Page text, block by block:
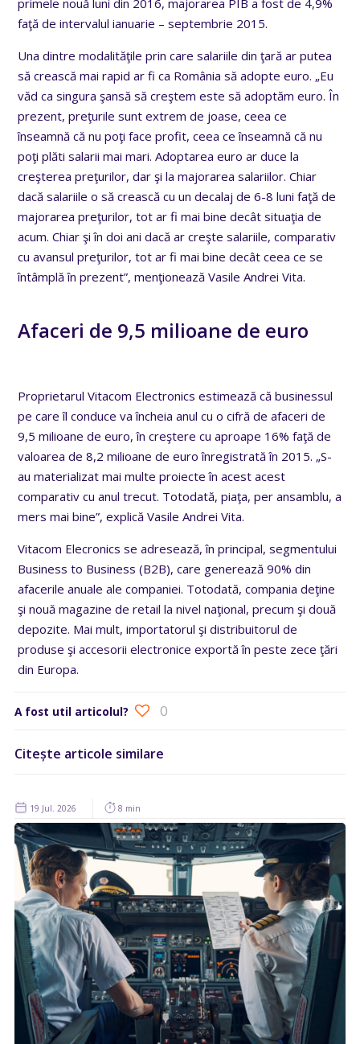
faţă de intervalul ianuarie – septembrie 2015.
Una dintre modalităţile prin care salariile din ţară ar putea
să crească mai rapid ar fi ca România să adopte euro. „Eu
văd ca singura şansă să creştem este să adoptăm euro. În
prezent, preţurile sunt extrem de joase, ceea ce
înseamnă că nu poţi face profit, ceea ce înseamnă că nu
poţi plăti salarii mai mari. Adoptarea euro ar duce la
creşterea preţurilor, dar şi la majorarea salariilor. Chiar
dacă salariile o să crească cu un decalaj de 6-8 luni faţă de
majorarea preţurilor, tot ar fi mai bine decât situaţia de
acum. Chiar şi în doi ani dacă ar creşte salariile, comparativ
cu avansul preţurilor, tot ar fi mai bine decât ceea ce se
întâmplă în prezent”, menţionează Vasile Andrei Vita.
Afaceri de 9,5 milioane de euro
Proprietarul Vitacom Electronics estimează că businessul
pe care îl conduce va încheia anul cu o cifră de afaceri de
9,5 milioane de euro, în creştere cu aproape 16% faţă de
valoarea de 8,2 milioane de euro înregistrată în 2015. „S-
au materializat mai multe proiecte în acest acest
comparativ cu anul trecut. Totodată, piaţa, per ansamblu, a
mers mai bine”, explică Vasile Andrei Vita.
Vitacom Elecronics se adresează, în principal, segmentului
Business to Business (B2B), care generează 90% din
afacerile anuale ale companiei. Totodată, compania deţine
şi nouă magazine de retail la nivel naţional, precum şi două
depozite. Mai mult, importatorul şi distribuitorul de
produse şi accesorii electronice exportă în peste zece ţări
din Europa.
A fost util articolul? 0
Citește articole similare
19 Jul. 2026 8 min